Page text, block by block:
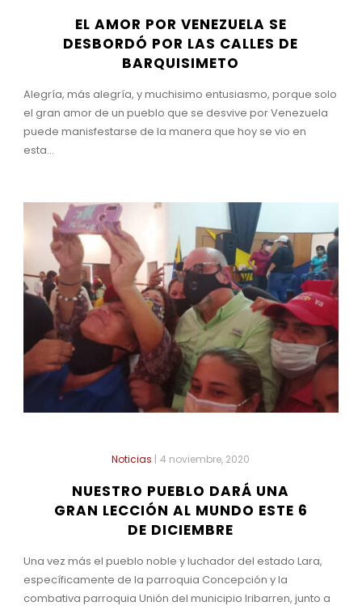
EL AMOR POR VENEZUELA SE
DESBORDÓ POR LAS CALLES DE
BARQUISIMETO
Alegría, más alegría, y muchisimo entusiasmo, porque solo
el gran amor de un pueblo que se desvive por Venezuela
puede manisfestarse de la manera que hoy se vio en
esta...
Noticias | 4 noviembre, 2020
NUESTRO PUEBLO DARÁ UNA
GRAN LECCIÓN AL MUNDO ESTE 6
DE DICIEMBRE
Una vez más el pueblo noble y luchador del estado Lara,
específicamente de la parroquia Concepción y la
combativa parroquia Unión del municipio Iribarren, junto a